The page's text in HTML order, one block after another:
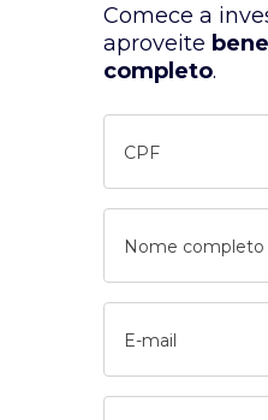
Comece a
aproveite
completo.
CPF
Nome completo
E-mail